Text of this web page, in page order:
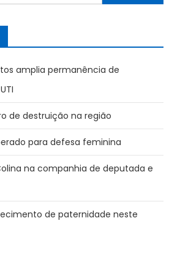
amplia permanência de
de destruição na região
para defesa feminina
na companhia de deputada e
de paternidade neste